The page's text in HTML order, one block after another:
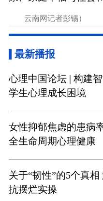
云南网记者彭锡）
最新播报
心理中国论坛 | 构建
学生心理成长困境
女性抑郁焦虑的患病
全生命周期心理健康
关于“韧性”的5个真
抗摆烂实操